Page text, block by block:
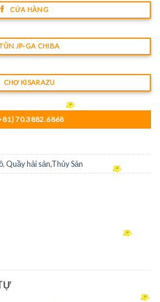
CỬA HÀNG
JP-GA CHIBA
CHỢ KISARAZU
70.3882.6868
,Quầy hải sản,Thủy Sản